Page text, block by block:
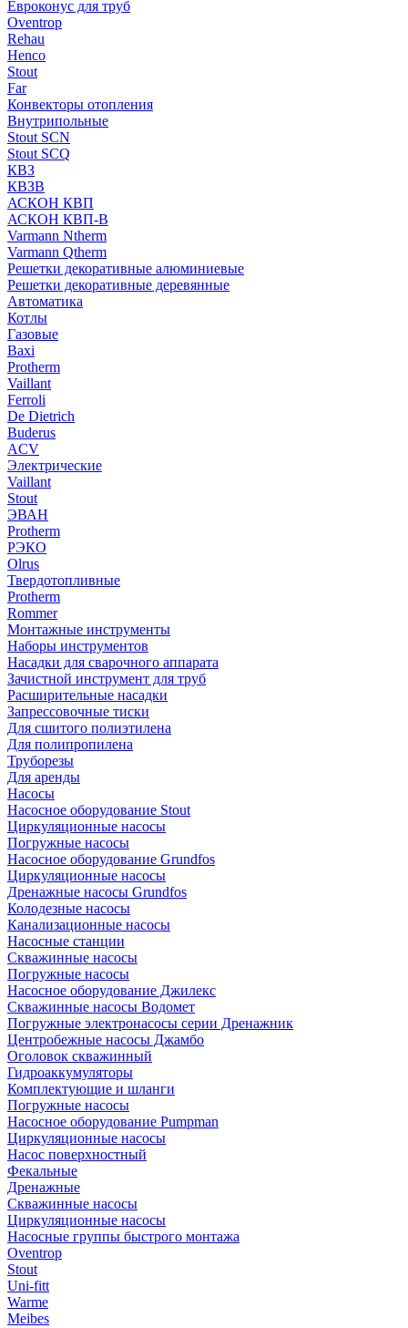
Евроконус для труб
Oventrop
Rehau
Henco
Stout
Far
Конвекторы отопления
Внутрипольные
Stout SCN
Stout SCQ
КВЗ
КВЗВ
АСКОН КВП
АСКОН КВП-В
Varmann Ntherm
Varmann Qtherm
Решетки декоративные алюминиевые
Решетки декоративные деревянные
Автоматика
Котлы
Газовые
Baxi
Protherm
Vaillant
Ferroli
De Dietrich
Buderus
ACV
Электрические
Vaillant
Stout
ЭВАН
Protherm
РЭКО
Olrus
Твердотопливные
Protherm
Rommer
Монтажные инструменты
Наборы инструментов
Насадки для сварочного аппарата
Зачистной инструмент для труб
Расширительные насадки
Запрессовочные тиски
Для сшитого полиэтилена
Для полипропилена
Труборезы
Для аренды
Насосы
Насосное оборудование Stout
Циркуляционные насосы
Погружные насосы
Насосное оборудование Grundfos
Циркуляционные насосы
Дренажные насосы Grundfos
Колодезные насосы
Канализационные насосы
Насосные станции
Скважинные насосы
Погружные насосы
Насосное оборудование Джилекс
Скважинные насосы Водомет
Погружные электронасосы серии Дренажник
Центробежные насосы Джамбо
Оголовок скважинный
Гидроаккумуляторы
Комплектующие и шланги
Погружные насосы
Насосное оборудование Pumpman
Циркуляционные насосы
Насос поверхностный
Фекальные
Дренажные
Скважинные насосы
Циркуляционные насосы
Насосные группы быстрого монтажа
Oventrop
Stout
Uni-fitt
Warme
Meibes